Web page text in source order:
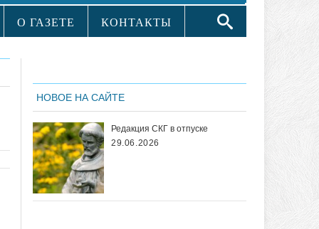
О ГАЗЕТЕ КОНТАКТЫ
НОВОЕ НА САЙТЕ
Редакция СКГ в отпуске
29.06.2026